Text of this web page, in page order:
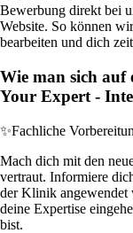
Bewerbung direkt bei
Website. So können
bearbeiten und dich
Wie man sich auf
Your Expert -
✨Fachliche
Mach dich mit den
vertraut. Informiere
der Klinik angewendet
deine Expertise
bist.